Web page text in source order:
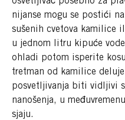
nijanse mogu se postići
sušenih cvetova kamilice
u jednom litru kipuće
ohladi potom isperite
tretman od kamilice
posvetljivanja biti vidljivi
nanošenja, u
sjaju.